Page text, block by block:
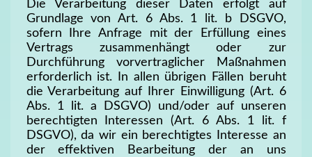
Die Verarbeitung dieser Daten erfolgt auf
Grundlage von Art. 6 Abs. 1 lit. b DSGVO,
sofern Ihre Anfrage mit der Erfüllung eines
Vertrags zusammenhängt oder zur
Durchführung vorvertraglicher Maßnahmen
erforderlich ist. In allen übrigen Fällen beruht
die Verarbeitung auf Ihrer Einwilligung (Art. 6
Abs. 1 lit. a DSGVO) und/oder auf unseren
berechtigten Interessen (Art. 6 Abs. 1 lit. f
DSGVO), da wir ein berechtigtes Interesse an
der effektiven Bearbeitung der an uns